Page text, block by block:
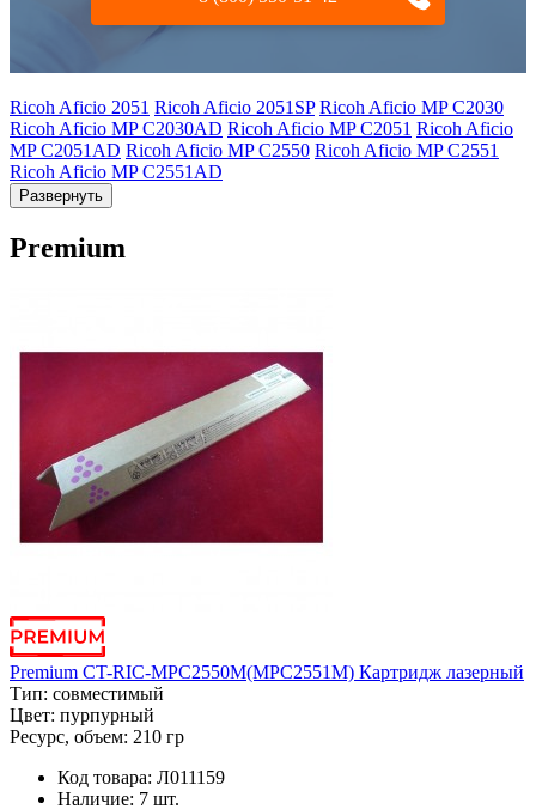
Ricoh Aficio 2051 Ricoh Aficio 2051SP Ricoh Aficio MP C2030
Ricoh Aficio MP C2030AD Ricoh Aficio MP C2051 Ricoh Aficio
MP C2051AD Ricoh Aficio MP C2550 Ricoh Aficio MP C2551
Ricoh Aficio MP C2551AD
Развернуть
Premium
Premium CT-RIC-MPC2550M(MPC2551M) Картридж лазерный
Тип: совместимый
Цвет: пурпурный
Ресурс, объем: 210 гр
Код товара: Л011159
Наличие: 7 шт.